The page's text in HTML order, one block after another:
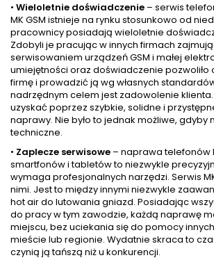
• Wieloletnie doświadczenie – serwis
MK GSM istnieje na rynku stosunkowo od
pracownicy posiadają wieloletnie
Zdobyli je pracując w innych firmach
serwisowaniem urządzeń GSM i małej
umiejętności oraz doświadczenie pozwoliło
firmę i prowadzić ją wg własnych
nadrzędnym celem jest zadowolenie klienta.
uzyskać poprzez szybkie, solidne i
naprawy. Nie było to jednak możliwe, gdyby
techniczne.
• Zaplecze serwisowe – naprawa telefonów
smartfonów i tabletów to niezwykle
wymaga profesjonalnych narzędzi. Serwis
nimi. Jest to między innymi niezwykle
hot air do lutowania gniazd. Posiadając
do pracy w tym zawodzie, każdą naprawę
miejscu, bez uciekania się do pomocy
mieście lub regionie. Wydatnie skraca to
czynią ją tańszą niż u konkurencji.